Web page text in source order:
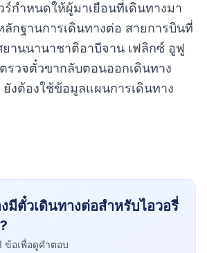
กำหนดให้ผู้มาเยือนที่เดินทางมา
กฐานการเดินทางต่อ สายการบินที่
ยานนานาชาติอาบีจาน เฟลิกซ์ อูฟู
รวจตั๋วขากลับตอนออกเดินทาง
งต้องใช้ข้อมูลแผนการเดินทาง
มีตั๋วเดินทางต่อสำหรับไอวอรี่
ข้อเพื่อดูคำตอบ